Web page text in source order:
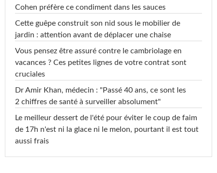
Cohen préfère ce condiment dans les sauces
Cette guêpe construit son nid sous le mobilier de
jardin : attention avant de déplacer une chaise
Vous pensez être assuré contre le cambriolage en
vacances ? Ces petites lignes de votre contrat sont
cruciales
Dr Amir Khan, médecin : "Passé 40 ans, ce sont les
2 chiffres de santé à surveiller absolument"
Le meilleur dessert de l'été pour éviter le coup de faim
de 17h n'est ni la glace ni le melon, pourtant il est tout
aussi frais